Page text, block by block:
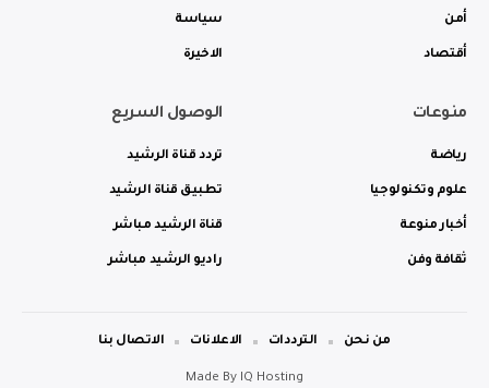
أمن
أقتصاد
سياسة
الاخيرة
منوعات
رياضة
علوم وتكنولوجيا
أخبار منوعة
ثقافة وفن
الوصول السريع
تردد قناة الرشيد
تطبيق قناة الرشيد
قناة الرشيد مباشر
راديو الرشيد مباشر
Made By IQ Hosting
من نحن الترددات الاعلانات الاتصال بنا